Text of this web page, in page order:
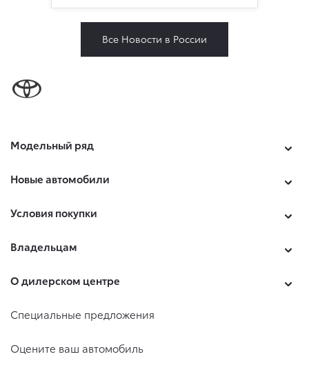
Все Новости в России
Модельный ряд
Новые автомобили
Условия покупки
Владельцам
О дилерском центре
Специальные предложения
Оцените ваш автомобиль